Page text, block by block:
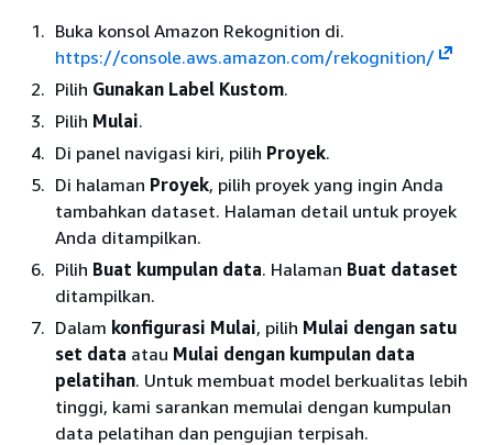
Buka konsol Amazon Rekognition di.
https://console.aws.amazon.com/rekognition/
Pilih Gunakan Label Kustom.
Pilih Mulai.
Di panel navigasi kiri, pilih Proyek.
Di halaman Proyek, pilih proyek yang ingin Anda
tambahkan dataset. Halaman detail untuk proyek
Anda ditampilkan.
Pilih Buat kumpulan data. Halaman Buat dataset
ditampilkan.
Dalam konfigurasi Mulai, pilih Mulai dengan satu
set data atau Mulai dengan kumpulan data
pelatihan. Untuk membuat model berkualitas lebih
tinggi, kami sarankan memulai dengan kumpulan
data pelatihan dan pengujian terpisah.